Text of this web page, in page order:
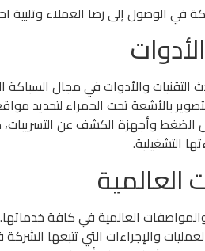
في الوصول إلى رضا العملاء وتلبية
التقنيات والأدوات في مجال
بالأشعة تحت الحمراء لتحديد
وأجهزة الكشف عن
التشغيلية.
العالمية
العالمية في كافة
والإجراءات التي تتبعها